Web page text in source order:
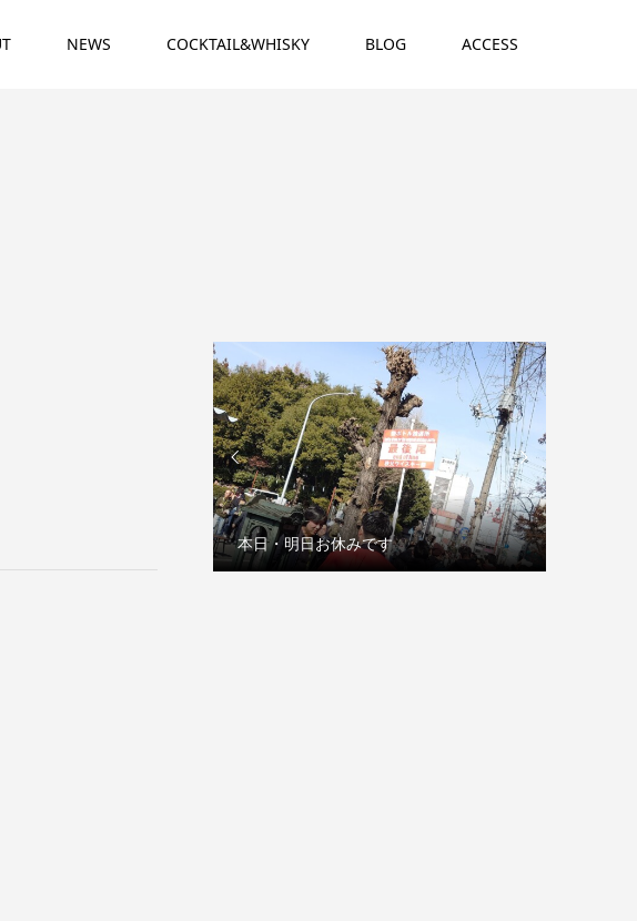
NEWS COCKTAIL&WHISKY BLOG ACCESS

本日・明日お休みです
